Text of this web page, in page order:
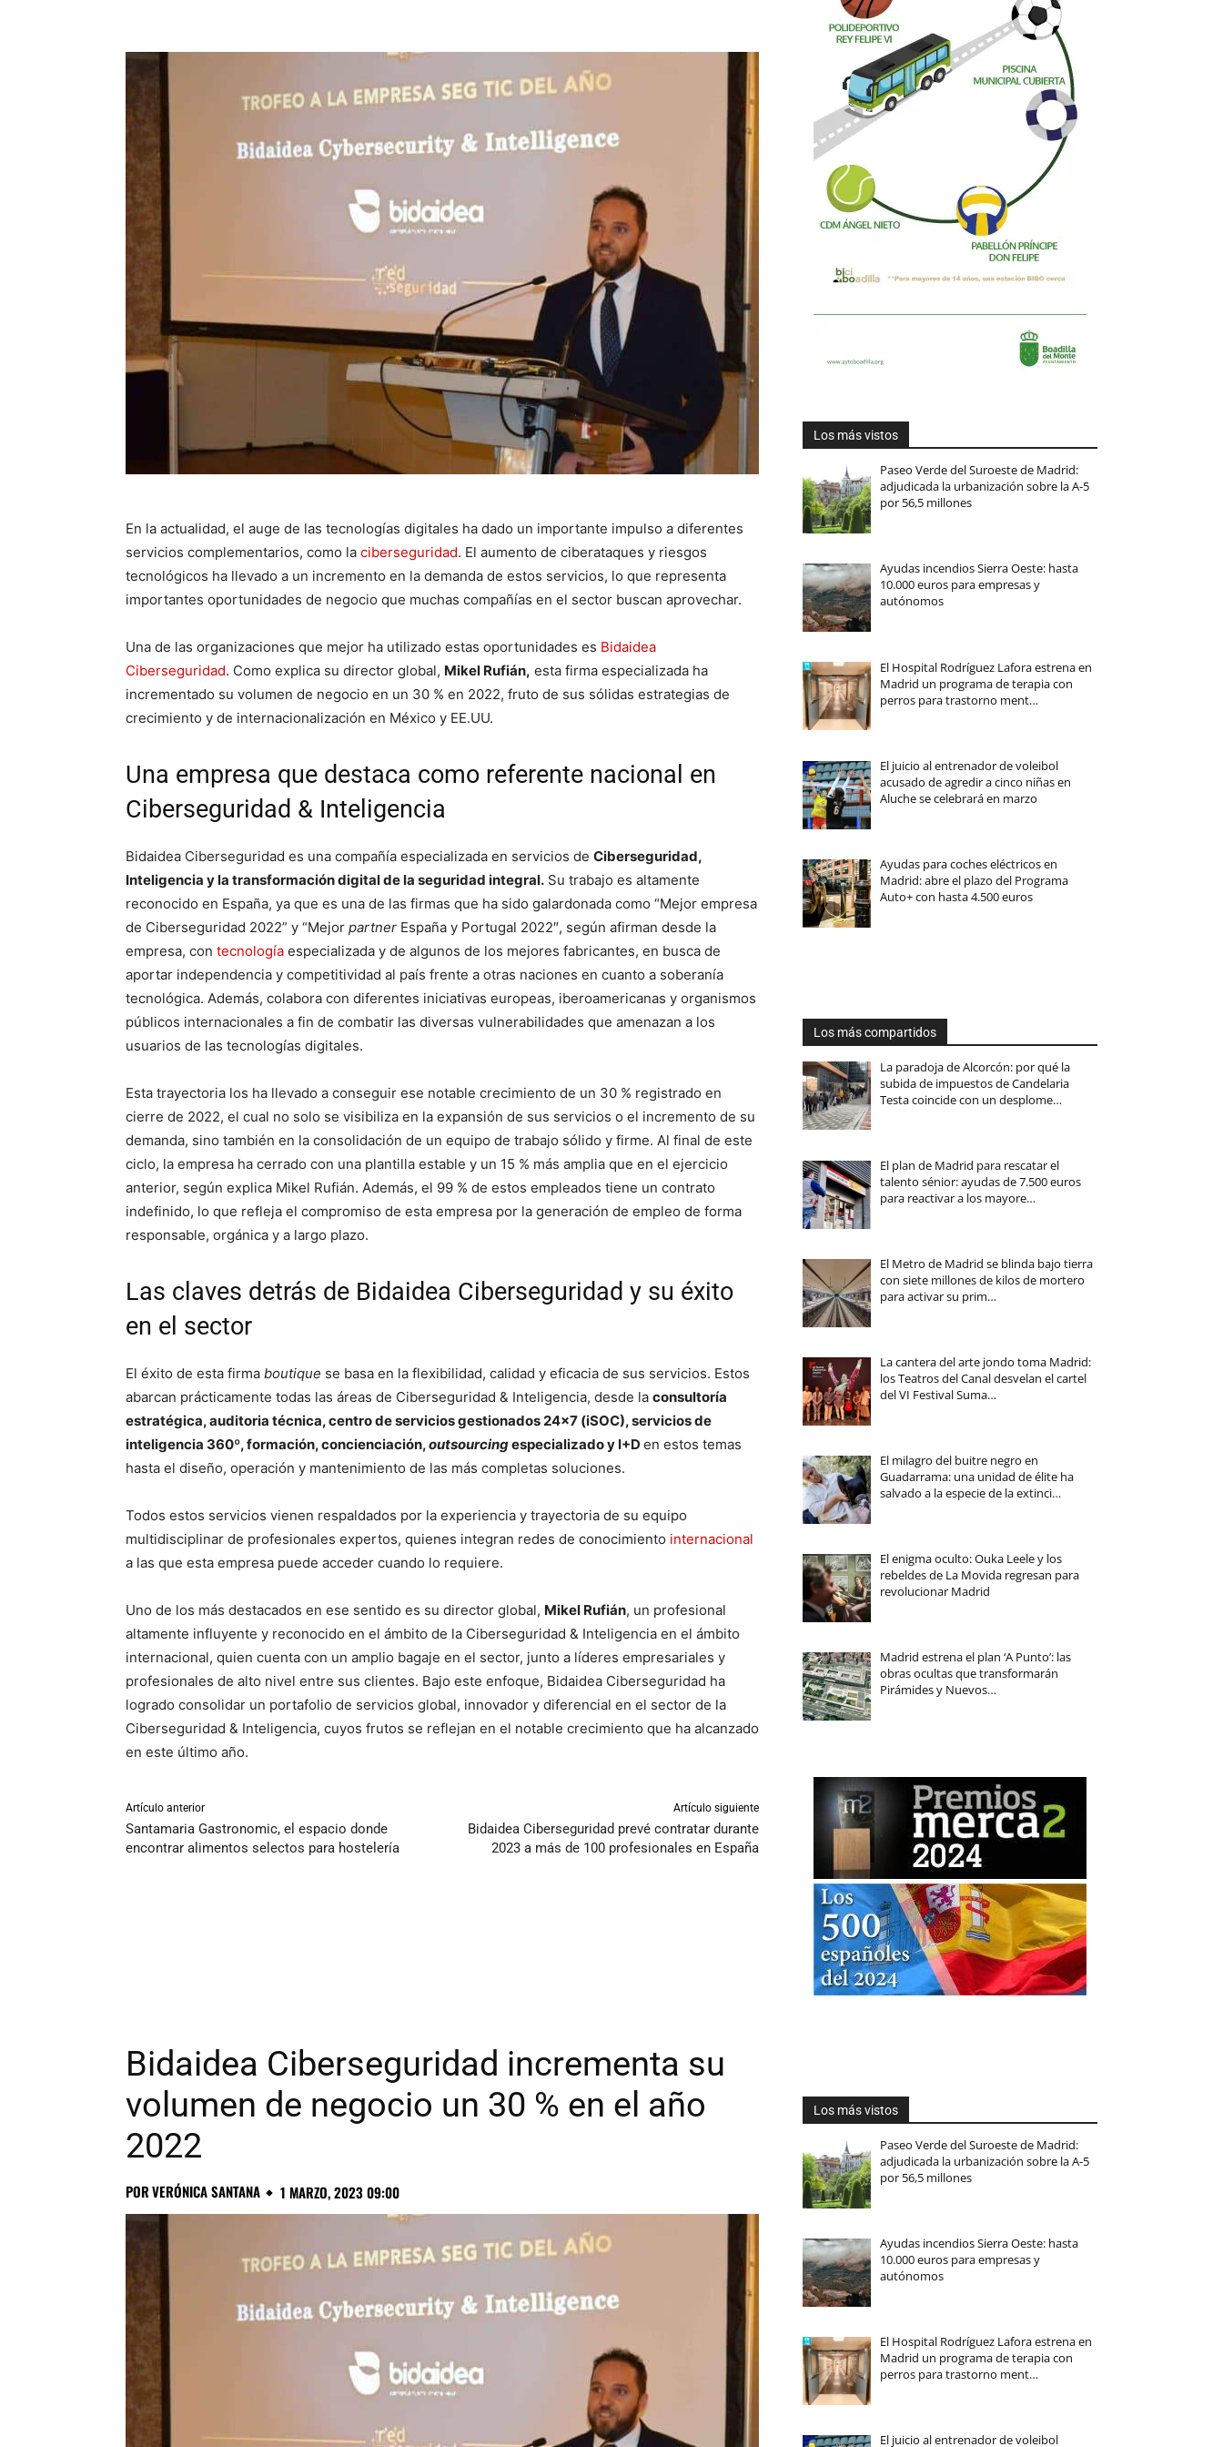
En la actualidad, el auge de las tecnologías digitales ha dado un importante impulso a diferentes
servicios complementarios, como la ciberseguridad. El aumento de ciberataques y riesgos
tecnológicos ha llevado a un incremento en la demanda de estos servicios, lo que representa
importantes oportunidades de negocio que muchas compañías en el sector buscan aprovechar.
Una de las organizaciones que mejor ha utilizado estas oportunidades es Bidaidea
Ciberseguridad. Como explica su director global, Mikel Rufián, esta firma especializada ha
incrementado su volumen de negocio en un 30 % en 2022, fruto de sus sólidas estrategias de
crecimiento y de internacionalización en México y EE.UU.
Una empresa que destaca como referente nacional en
Ciberseguridad & Inteligencia
Bidaidea Ciberseguridad es una compañía especializada en servicios de Ciberseguridad,
Inteligencia y la transformación digital de la seguridad integral. Su trabajo es altamente
reconocido en España, ya que es una de las firmas que ha sido galardonada como “Mejor empresa
de Ciberseguridad 2022” y “Mejor partner España y Portugal 2022″, según afirman desde la
empresa, con tecnología especializada y de algunos de los mejores fabricantes, en busca de
aportar independencia y competitividad al país frente a otras naciones en cuanto a soberanía
tecnológica. Además, colabora con diferentes iniciativas europeas, iberoamericanas y organismos
públicos internacionales a fin de combatir las diversas vulnerabilidades que amenazan a los
usuarios de las tecnologías digitales.
Esta trayectoria los ha llevado a conseguir ese notable crecimiento de un 30 % registrado en
cierre de 2022, el cual no solo se visibiliza en la expansión de sus servicios o el incremento de su
demanda, sino también en la consolidación de un equipo de trabajo sólido y firme. Al final de este
ciclo, la empresa ha cerrado con una plantilla estable y un 15 % más amplia que en el ejercicio
anterior, según explica Mikel Rufián. Además, el 99 % de estos empleados tiene un contrato
indefinido, lo que refleja el compromiso de esta empresa por la generación de empleo de forma
responsable, orgánica y a largo plazo.
Las claves detrás de Bidaidea Ciberseguridad y su éxito
en el sector
El éxito de esta firma boutique se basa en la flexibilidad, calidad y eficacia de sus servicios. Estos
abarcan prácticamente todas las áreas de Ciberseguridad & Inteligencia, desde la consultoría
estratégica, auditoria técnica, centro de servicios gestionados 24×7 (iSOC), servicios de
inteligencia 360º, formación, concienciación,outsourcingespecializado y I+D en estos temas
hasta el diseño, operación y mantenimiento de las más completas soluciones.
Todos estos servicios vienen respaldados por la experiencia y trayectoria de su equipo
multidisciplinar de profesionales expertos, quienes integran redes de conocimiento internacional
a las que esta empresa puede acceder cuando lo requiere.
Uno de los más destacados en ese sentido es su director global, Mikel Rufián, un profesional
altamente influyente y reconocido en el ámbito de la Ciberseguridad & Inteligencia en el ámbito
internacional, quien cuenta con un amplio bagaje en el sector, junto a líderes empresariales y
profesionales de alto nivel entre sus clientes. Bajo este enfoque, Bidaidea Ciberseguridad ha
logrado consolidar un portafolio de servicios global, innovador y diferencial en el sector de la
Ciberseguridad & Inteligencia, cuyos frutos se reflejan en el notable crecimiento que ha alcanzado
en este último año.
Artículo anterior
Santamaria Gastronomic, el espacio donde
encontrar alimentos selectos para hostelería
Artículo siguiente
Bidaidea Ciberseguridad prevé contratar durante
2023 a más de 100 profesionales en España
Los más vistos
Paseo Verde del Suroeste de Madrid:
adjudicada la urbanización sobre la A-5
por 56,5 millones
Ayudas incendios Sierra Oeste: hasta
10.000 euros para empresas y
autónomos
El Hospital Rodríguez Lafora estrena en
Madrid un programa de terapia con
perros para trastorno ment…
El juicio al entrenador de voleibol
acusado de agredir a cinco niñas en
Aluche se celebrará en marzo
Ayudas para coches eléctricos en
Madrid: abre el plazo del Programa
Auto+ con hasta 4.500 euros
Los más compartidos
La paradoja de Alcorcón: por qué la
subida de impuestos de Candelaria
Testa coincide con un desplome…
El plan de Madrid para rescatar el
talento sénior: ayudas de 7.500 euros
para reactivar a los mayore…
El Metro de Madrid se blinda bajo tierra
con siete millones de kilos de mortero
para activar su prim…
La cantera del arte jondo toma Madrid:
los Teatros del Canal desvelan el cartel
del VI Festival Suma…
El milagro del buitre negro en
Guadarrama: una unidad de élite ha
salvado a la especie de la extinci…
El enigma oculto: Ouka Leele y los
rebeldes de La Movida regresan para
revolucionar Madrid
Madrid estrena el plan ‘A Punto’: las
obras ocultas que transformarán
Pirámides y Nuevos…
Bidaidea Ciberseguridad incrementa su
volumen de negocio un 30 % en el año
2022
PORVERÓNICA SANTANA 1 MARZO, 2023 09:00
Los más vistos
Paseo Verde del Suroeste de Madrid:
adjudicada la urbanización sobre la A-5
por 56,5 millones
Ayudas incendios Sierra Oeste: hasta
10.000 euros para empresas y
autónomos
El Hospital Rodríguez Lafora estrena en
Madrid un programa de terapia con
perros para trastorno ment…
El juicio al entrenador de voleibol